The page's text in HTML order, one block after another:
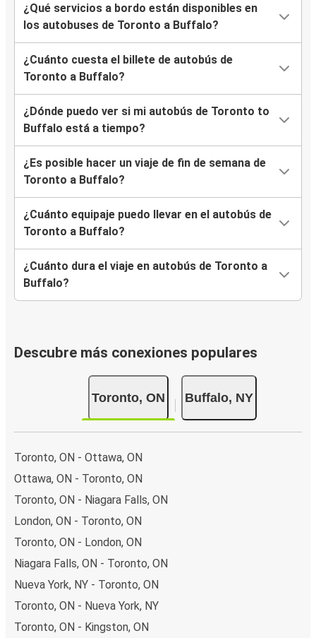
¿Qué servicios a bordo están disponibles en
los autobuses de Toronto a Buffalo?
¿Cuánto cuesta el billete de autobús de
Toronto a Buffalo?
¿Dónde puedo ver si mi autobús de Toronto to
Buffalo está a tiempo?
¿Es posible hacer un viaje de fin de semana de
Toronto a Buffalo?
¿Cuánto equipaje puedo llevar en el autobús de
Toronto a Buffalo?
¿Cuánto dura el viaje en autobús de Toronto a
Buffalo?
Descubre más conexiones populares
Toronto, ON Buffalo, NY
Toronto, ON - Ottawa, ON
Ottawa, ON - Toronto, ON
Toronto, ON - Niagara Falls, ON
London, ON - Toronto, ON
Toronto, ON - London, ON
Niagara Falls, ON - Toronto, ON
Nueva York, NY - Toronto, ON
Toronto, ON - Nueva York, NY
Toronto, ON - Kingston, ON